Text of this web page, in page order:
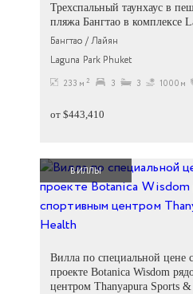
Трехспальный таунхаус в
пляжа Бангтао в комплексе
Бангтао / Лайян
Laguna Park Phuket
233 м2 3 3 1000м
от $443,410
ВИЛЛЫ
Вилла по специальной цене
проекте Botanica Wisdom
центром Thanyapura Sports